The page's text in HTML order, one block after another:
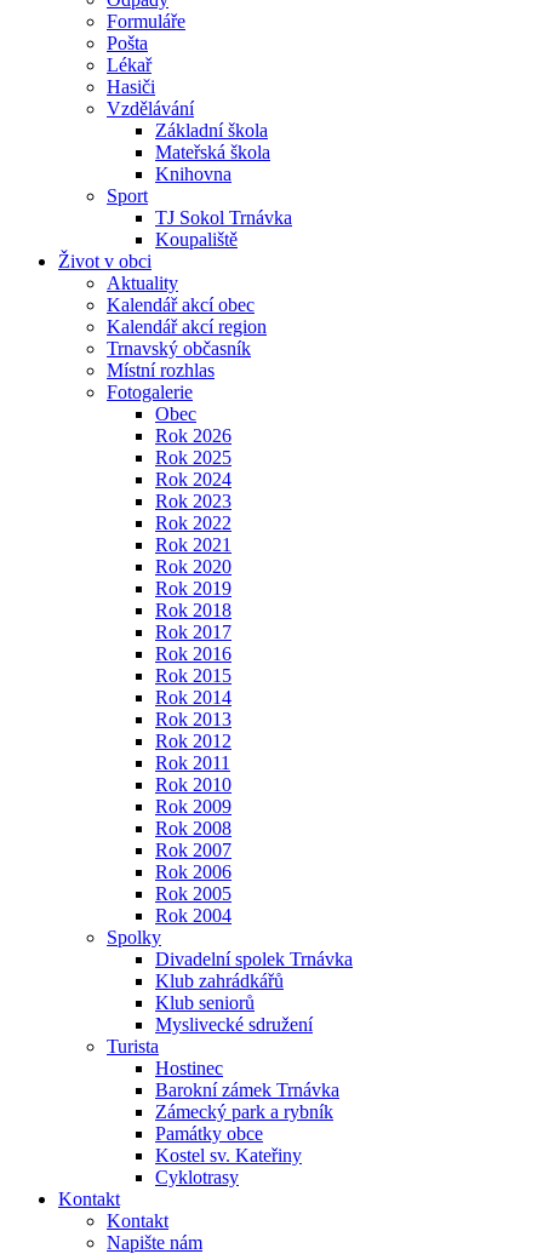
Formuláře
Pošta
Lékař
Hasiči
Vzdělávání
Základní škola
Mateřská škola
Knihovna
Sport
TJ Sokol Trnávka
Koupaliště
Život v obci
Aktuality
Kalendář akcí obec
Kalendář akcí region
Trnavský občasník
Místní rozhlas
Fotogalerie
Obec
Rok 2026
Rok 2025
Rok 2024
Rok 2023
Rok 2022
Rok 2021
Rok 2020
Rok 2019
Rok 2018
Rok 2017
Rok 2016
Rok 2015
Rok 2014
Rok 2013
Rok 2012
Rok 2011
Rok 2010
Rok 2009
Rok 2008
Rok 2007
Rok 2006
Rok 2005
Rok 2004
Spolky
Divadelní spolek Trnávka
Klub zahrádkářů
Klub seniorů
Myslivecké sdružení
Turista
Hostinec
Barokní zámek Trnávka
Zámecký park a rybník
Památky obce
Kostel sv. Kateřiny
Cyklotrasy
Kontakt
Kontakt
Napište nám